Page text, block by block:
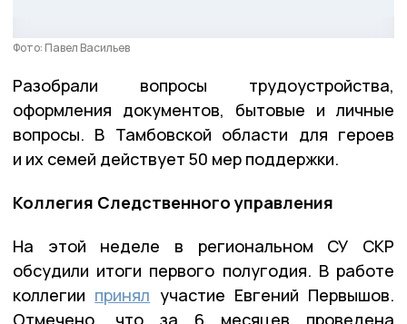
Фото: Павел Васильев
Разобрали вопросы трудоустройства,
оформления документов, бытовые и личные
вопросы. В Тамбовской области для героев
и их семей действует 50 мер поддержки.
Коллегия Следственного управления
На этой неделе в региональном СУ СКР
обсудили итоги первого полугодия. В работе
коллегии принял участие Евгений Первышов.